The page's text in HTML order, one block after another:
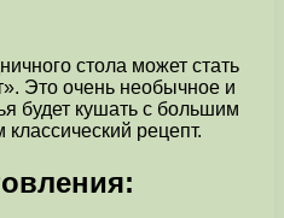
стола может стать
Это очень необычное и
будет кушать с большим
рецепт.